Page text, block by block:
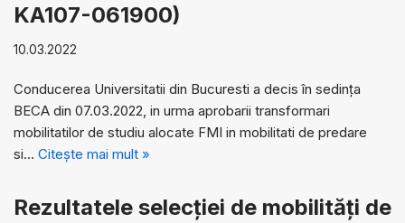
KA107-061900)
10.03.2022
Conducerea Universitatii din Bucuresti a decis în sedința
BECA din 07.03.2022, in urma aprobarii transformari
mobilitatilor de studiu alocate FMI in mobilitati de predare
si… Citește mai mult »
Rezultatele selecției de mobilități de